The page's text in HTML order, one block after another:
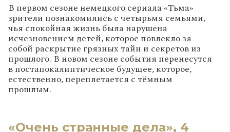
В первом сезоне немецкого сериала «Тьма»
зрители познакомились с четырьмя семьями,
чья спокойная жизнь была нарушена
исчезновением детей, которое повлекло за
собой раскрытие грязных тайн и секретов из
прошлого. В новом сезоне события перенесутся
в постапокалиптическое будущее, которое,
естественно, переплетается с тёмным
прошлым.
«Очень странные дела», 4